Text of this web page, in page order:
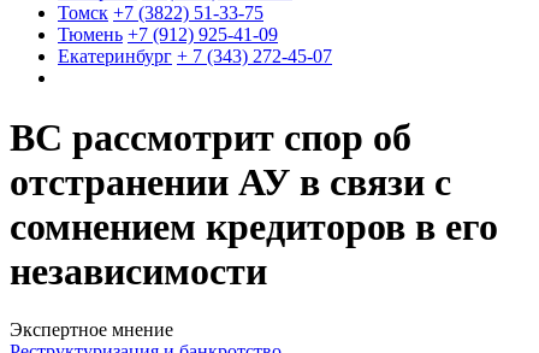
Томск +7 (3822) 51-33-75
Тюмень +7 (912) 925-41-09
Екатеринбург + 7 (343) 272-45-07
ВС рассмотрит спор об
отстранении АУ в связи с
сомнением кредиторов в его
независимости
Экспертное мнение